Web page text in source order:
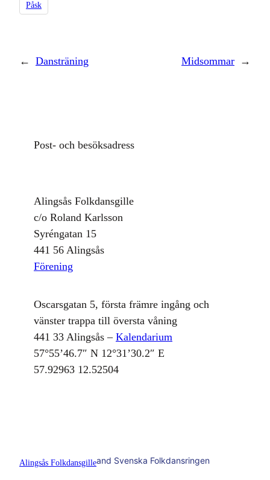
Påsk
← Dansträning Midsommar →
Post- och besöksadress
Alingsås Folkdansgille
c/o Roland Karlsson
Syréngatan 15
441 56 Alingsås
Förening
Oscarsgatan 5, första främre ingång och
vänster trappa till översta våning
441 33 Alingsås – Kalendarium
57°55’46.7″ N 12°31’30.2″ E
57.92963 12.52504
Alingsås Folkdansgilleand Svenska Folkdansringen